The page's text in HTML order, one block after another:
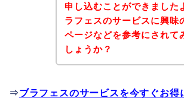
申し込むことができました
ラフェスのサービスに興味
ページなどを参考にされて
しょうか？
⇒ブラフェスのサービスを今すぐお得